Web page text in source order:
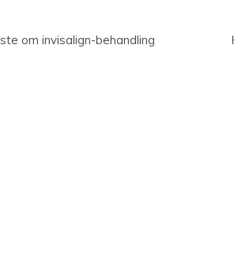
om invisalign-behandling